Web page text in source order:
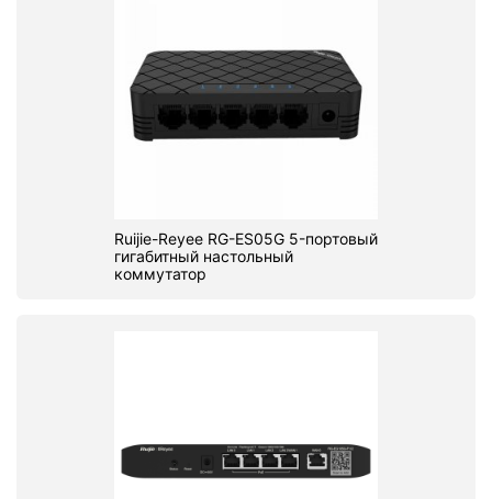
Ruijie-Reyee RG-ES05G 5-портовый
гигабитный настольный
коммутатор